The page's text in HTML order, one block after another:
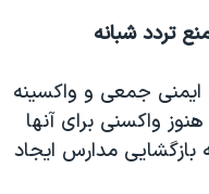
تردد شبانه
جمعی و واکسینه
زیر ۱۲ سال که هنوز واکسنی برای آنها
بازگشایی مدارس ایجاد